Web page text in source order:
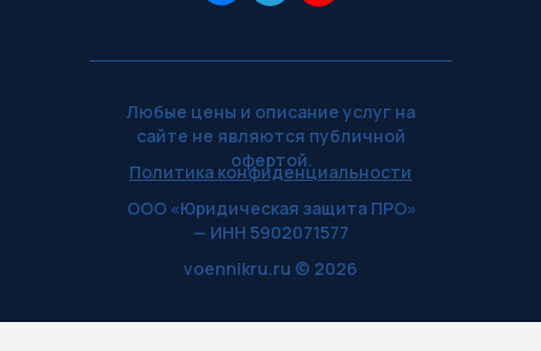
Политика конфиденциальности
voennikru.ru © 2026
ООО «Юридическая защита ПРО»
— ИНН 5902071577
Любые цены и описание услуг на
сайте не являются публичной
офертой.